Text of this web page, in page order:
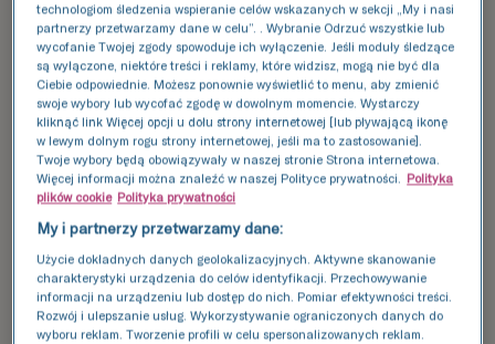
technologiom śledzenia wspieranie celów wskazanych w sekcji „My i nasi
partnerzy przetwarzamy dane w celu”. . Wybranie Odrzuć wszystkie lub
wycofanie Twojej zgody spowoduje ich wyłączenie. Jeśli moduły śledzące
są wyłączone, niektóre treści i reklamy, które widzisz, mogą nie być dla
Ciebie odpowiednie. Możesz ponownie wyświetlić to menu, aby zmienić
swoje wybory lub wycofać zgodę w dowolnym momencie. Wystarczy
kliknąć link Więcej opcji u dołu strony internetowej [lub pływającą ikonę
w lewym dolnym rogu strony internetowej, jeśli ma to zastosowanie].
Twoje wybory będą obowiązywały w naszej stronie Strona internetowa.
Więcej informacji można znaleźć w naszej Polityce prywatności. Polityka
plików cookie Polityka prywatności
My i partnerzy przetwarzamy dane:
Użycie dokładnych danych geolokalizacyjnych. Aktywne skanowanie
charakterystyki urządzenia do celów identyfikacji. Przechowywanie
informacji na urządzeniu lub dostęp do nich. Pomiar efektywności treści.
Rozwój i ulepszanie usług. Wykorzystywanie ograniczonych danych do
wyboru reklam. Tworzenie profili w celu spersonalizowanych reklam.